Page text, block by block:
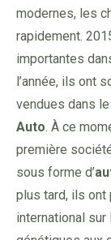
modernes, les
rapidement.
importantes
l’année, ils ont
vendues dans
Auto. À ce
première
sous forme d’
plus tard, ils ont
international sur